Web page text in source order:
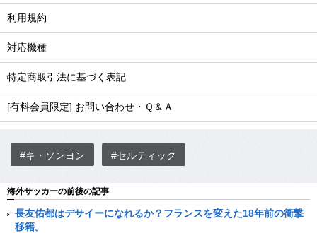
利用規約
対応機種
特定商取引法に基づく表記
[有料会員限定] お問い合わせ・Ｑ＆Ａ
#キ・ソンヨン #セルティック
海外サッカーの前後の記事
長友佑都はデサイーになれるか？フランスを変えた18年前の衝撃
移籍。